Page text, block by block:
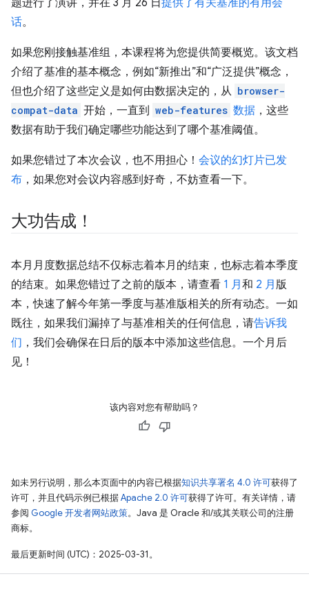
题进行了演讲，并在 3 月 26 日 提供了有关基准的有用会
话。
如果您刚接触基准组，本课程将为您提供简要概览。该文档
介绍了基准的基本概念，例如“新推出”和“广泛提供”概念，
但也介绍了这些定义是如何由数据决定的，从 browser-
compat-data 开始，一直到 web-features 数据 ，这些
数据有助于我们确定哪些功能达到了哪个基准阈值。
如果您错过了本次会议，也不用担心！ 会议的幻灯片已发
布 ，如果您对会议内容感到好奇，不妨查看一下。
大功告成！
本月月度数据总结不仅标志着本月的结束，也标志着本季度
的结束。如果您错过了之前的版本，请查看 1 月和 2 月版
本，快速了解今年第一季度与基准版相关的所有动态。一如
既往，如果我们漏掉了与基准相关的任何信息，请告诉我
们 ，我们会确保在日后的版本中添加这些信息。一个月后
见！
该内容对您有帮助吗？
如未另行说明，那么本页面中的内容已根据知识共享署名 4.0 许可获得了
许可，并且代码示例已根据Apache 2.0 许可获得了许可。有关详情，请
参阅 Google 开发者网站政策。Java 是 Oracle 和/或其关联公司的注册
商标。
最后更新时间 (UTC)：2025-03-31。